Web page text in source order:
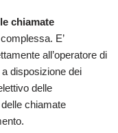
chiamate
E’
all’operatore di
disposizione dei
delle
chiamate